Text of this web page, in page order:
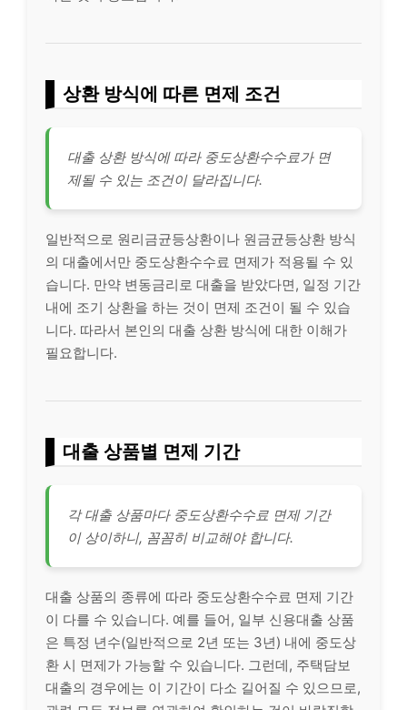
상환 방식에 따른 면제 조건
대출 상환 방식에 따라 중도상환수수료가 면
제될 수 있는 조건이 달라집니다.
일반적으로 원리금균등상환이나 원금균등상환 방식
의 대출에서만 중도상환수수료 면제가 적용될 수 있
습니다. 만약 변동금리로 대출을 받았다면, 일정 기간
내에 조기 상환을 하는 것이 면제 조건이 될 수 있습
니다. 따라서 본인의 대출 상환 방식에 대한 이해가
필요합니다.
대출 상품별 면제 기간
각 대출 상품마다 중도상환수수료 면제 기간
이 상이하니, 꼼꼼히 비교해야 합니다.
대출 상품의 종류에 따라 중도상환수수료 면제 기간
이 다를 수 있습니다. 예를 들어, 일부 신용대출 상품
은 특정 년수(일반적으로 2년 또는 3년) 내에 중도상
환 시 면제가 가능할 수 있습니다. 그런데, 주택담보
대출의 경우에는 이 기간이 다소 길어질 수 있으므로,